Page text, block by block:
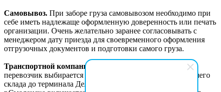
Самовывоз. При заборе груза самовывозом необходимо при
себе иметь надлежаще оформленную доверенность или печать
организации. Очень желательно заранее согласовывать с
менеджером дату приезда для своевременного оформления
отгрузочных документов и подготовки самого груза.
Транспортной компанией Деловые линии.
перевозчик выбирается «по-умолчанию». Доставка с нашего
склада до терминала Деловых линий в г. Москве или